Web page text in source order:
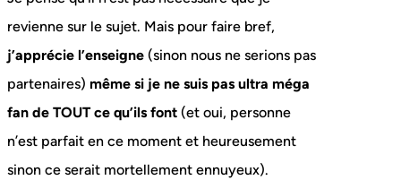
revienne sur le sujet. Mais pour faire bref,
j’apprécie l’enseigne (sinon nous ne serions pas
partenaires) même si je ne suis pas ultra méga
fan de TOUT ce qu’ils font (et oui, personne
n’est parfait en ce moment et heureusement
sinon ce serait mortellement ennuyeux).